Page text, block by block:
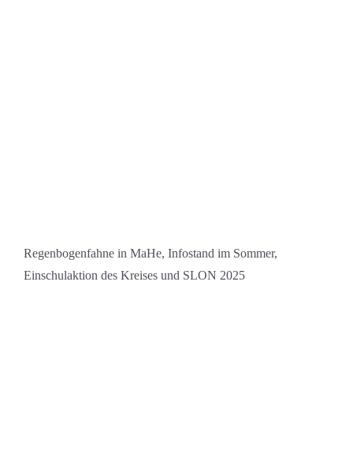
Regenbogenfahne in MaHe, Infostand im Sommer,
Einschulaktion des Kreises und SLON 2025